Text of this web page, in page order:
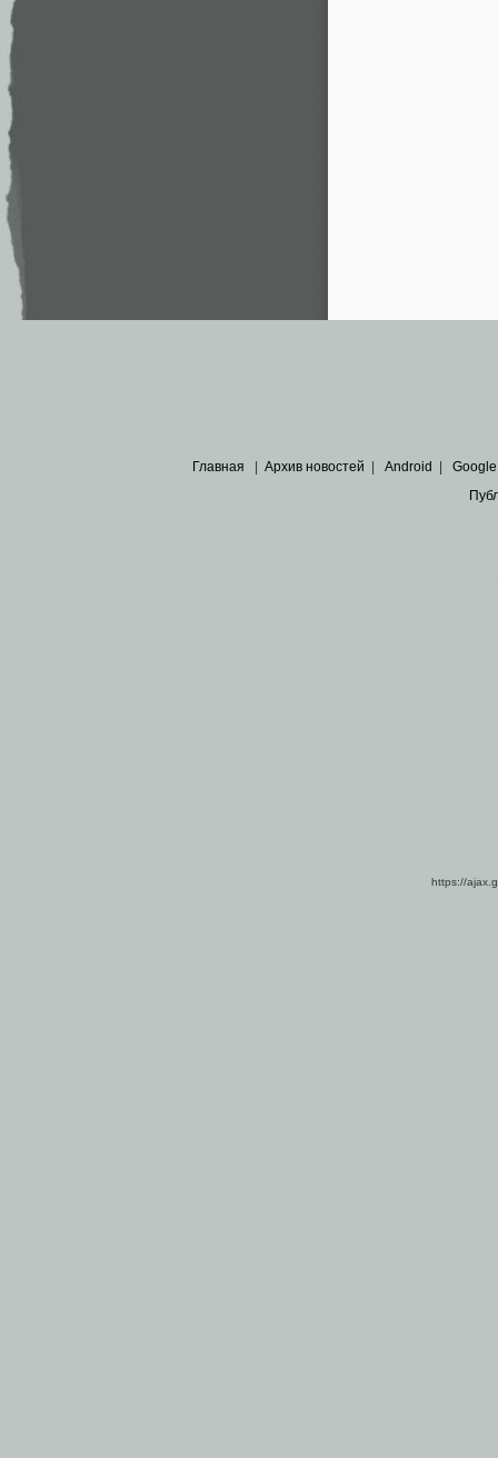
Главная Архив новостей Android Google
https://